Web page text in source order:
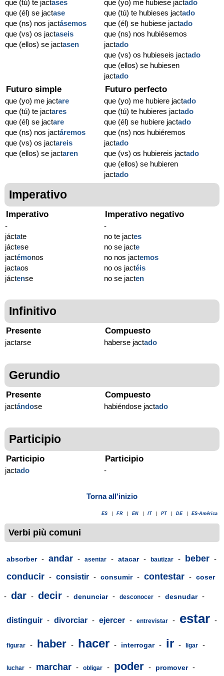
que (tú) te jactases
que (él) se jactase
que (ns) nos jactásemos
que (vs) os jactaseis
que (ellos) se jactasen
que (yo) me hubiese jactado
que (tú) te hubieses jactado
que (él) se hubiese jactado
que (ns) nos hubiésemos
jactado
que (vs) os hubieseis jactado
que (ellos) se hubiesen
jactado
Futuro simple
que (yo) me jactare
que (tú) te jactares
que (él) se jactare
que (ns) nos jactáremos
que (vs) os jactareis
que (ellos) se jactaren
Futuro perfecto
que (yo) me hubiere jactado
que (tú) te hubieres jactado
que (él) se hubiere jactado
que (ns) nos hubiéremos
jactado
que (vs) os hubiereis jactado
que (ellos) se hubieren
jactado
Imperativo
Imperativo
-
jáctate
jáctese
jactémonos
jactaos
jáctense
Imperativo negativo
-
no te jactes
no se jacte
no nos jactemos
no os jactéis
no se jacten
Infinitivo
Presente
jactarse
Compuesto
haberse jactado
Gerundio
Presente
jactándose
Compuesto
habiéndose jactado
Participio
Participio
jactado
Participio
-
Torna all'inizio
ES FR EN IT PT DE ES-América
Verbi più comuni
absorber - andar - asentar - atacar - bautizar - beber -
conducir - consistir - consumir - contestar - coser
- dar - decir - denunciar - desconocer - desnudar -
distinguir - divorciar - ejercer - entrevistar - estar -
figurar - haber - hacer - interrogar - ir - ligar -
luchar - marchar - obligar - poder - promover -